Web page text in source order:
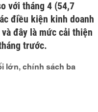
với tháng 4 (54,7
điều kiện kinh doanh
đây là mức cải thiện
trước.
lớn, chính sách ba